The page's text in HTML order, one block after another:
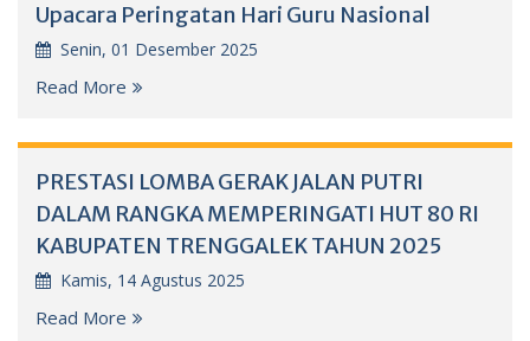
Upacara Peringatan Hari Guru Nasional
Senin, 01 Desember 2025
Read More
PRESTASI LOMBA GERAK JALAN PUTRI
DALAM RANGKA MEMPERINGATI HUT 80 RI
KABUPATEN TRENGGALEK TAHUN 2025
Kamis, 14 Agustus 2025
Read More